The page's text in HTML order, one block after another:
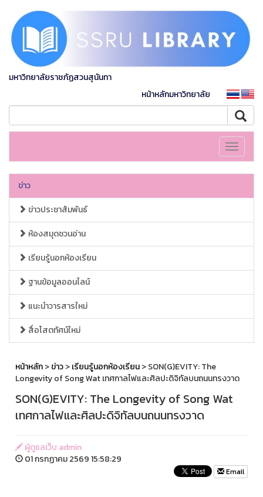
มหาวิทยาลัยราชภัฏสวนสุนันทา
หน้าหลักมหาวิทยาลัย
Toggle
ข่าว
ข่าวประชาสัมพันธ์
ห้องสมุดชวนอ่าน
เรียนรู้นอกห้องเรียน
ฐานข้อมูลออนไลน์
แนะนำวารสารใหม่
สื่อโสตทัศน์ใหม่
หน้าหลัก>ข่าว>เรียนรู้นอกห้องเรียน> SON(G)EVITY: The
Longevity of Song Wat เทศกาลไฟและศิลปะดิจิทัลบนถนนทรงวาด
SON(G)EVITY: The Longevity of Song Wat
เทศกาลไฟและศิลปะดิจิทัลบนถนนทรงวาด
ผู้ดูแลเว็บ admin
01 กรกฏาคม 2569 15:58:29
Email